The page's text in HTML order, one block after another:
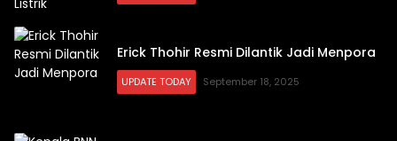
Erick Thohir Resmi Dilantik Jadi Menpora
UPDATE TODAY September 18, 2025